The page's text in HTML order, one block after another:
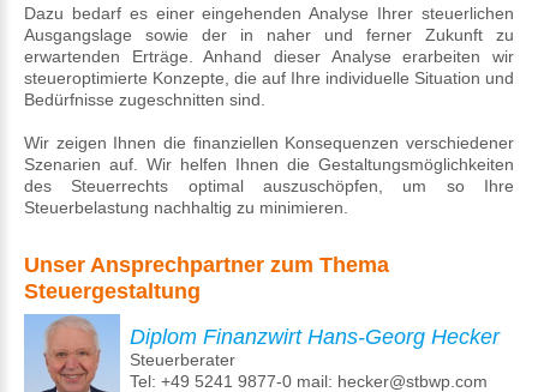
Dazu bedarf es einer eingehenden Analyse Ihrer steuerlichen
Ausgangslage sowie der in naher und ferner Zukunft zu
erwartenden Erträge. Anhand dieser Analyse erarbeiten wir
steueroptimierte Konzepte, die auf Ihre individuelle Situation und
Bedürfnisse zugeschnitten sind.
Wir zeigen Ihnen die finanziellen Konsequenzen verschiedener
Szenarien auf. Wir helfen Ihnen die Gestaltungsmöglichkeiten
des Steuerrechts optimal auszuschöpfen, um so Ihre
Steuerbelastung nachhaltig zu minimieren.
Unser Ansprechpartner zum Thema
Steuergestaltung
Diplom Finanzwirt Hans-Georg Hecker
Steuerberater
Tel: +49 5241 9877-0 mail: hecker@stbwp.com